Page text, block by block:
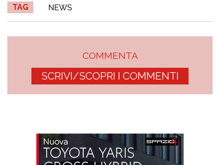
TAG NEWS
COMMENTA
SCRIVI/SCOPRI I COMMENTI